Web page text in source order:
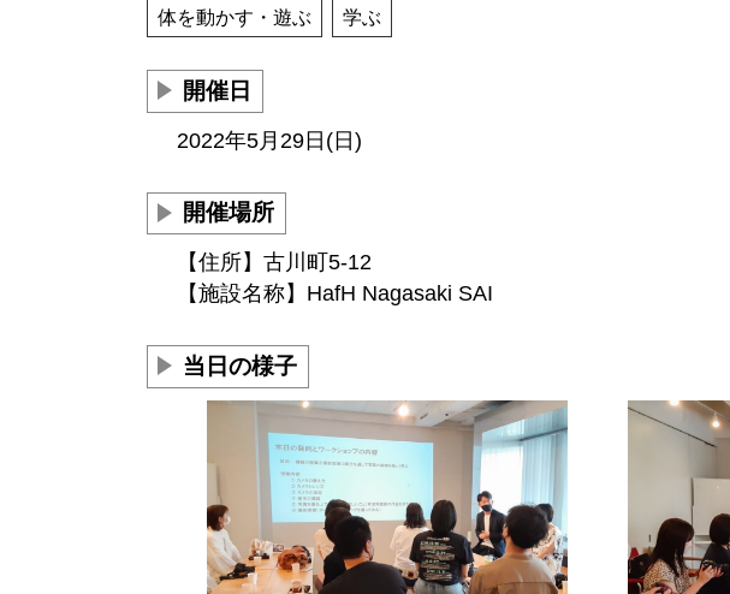
体を動かす・遊ぶ 学ぶ
開催日
2022年5月29日(日)
開催場所
【住所】古川町5-12
【施設名称】HafH Nagasaki SAI
当日の様子